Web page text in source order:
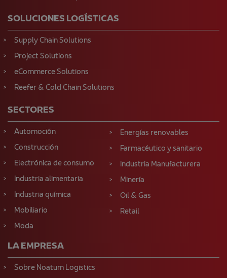
SOLUCIONES LOGÍSTICAS
Supply Chain Solutions
Project Solutions
eCommerce Solutions
Reefer & Cold Chain Solutions
SECTORES
Automoción
Construcción
Electrónica de consumo
Industria alimentaria
Industria química
Mobiliario
Moda
Energías renovables
Farmacéutico y sanitario
Industria Manufacturera
Minería
Oil & Gas
Retail
LA EMPRESA
Sobre Noatum Logistics